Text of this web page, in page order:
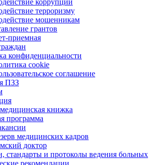
терроризму
мошенникам
грантов
приемная
конфиденциальности
cookie
соглашение
ПЗЗ
книжка
программа
медицинских кадров
доктор
стандарты и протоколы ведения больных
рекомендации